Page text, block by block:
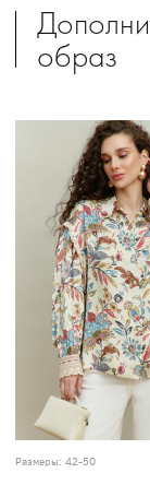
образ
Размеры: 42-50